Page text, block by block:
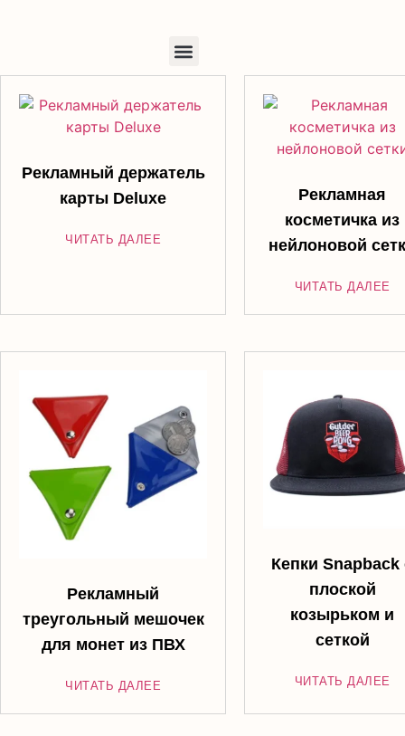
Рекламный держатель
карты Deluxe
ЧИТАТЬ ДАЛЕЕ
Рекламная
косметичка из
нейлоновой
ЧИТАТЬ ДАЛЕЕ
Рекламный
треугольный мешочек
для монет из ПВХ
ЧИТАТЬ ДАЛЕЕ
Кепки Snapback
плоской
козырьком и
сеткой
ЧИТАТЬ ДАЛЕЕ